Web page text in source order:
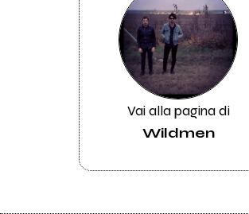
Vai alla pagina di
Wildmen